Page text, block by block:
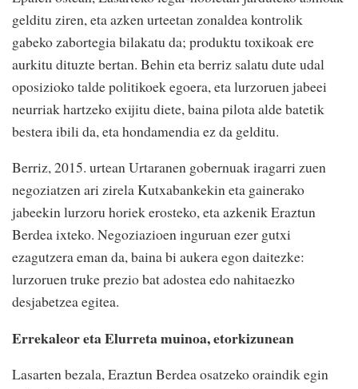
gelditu ziren, eta azken urteetan zonaldea kontrolik
gabeko zabortegia bilakatu da; produktu toxikoak ere
aurkitu dituzte bertan. Behin eta berriz salatu dute udal
oposizioko talde politikoek egoera, eta lurzoruen jabeei
neurriak hartzeko exijitu diete, baina pilota alde batetik
bestera ibili da, eta hondamendia ez da gelditu.
Berriz, 2015. urtean Urtaranen gobernuak iragarri zuen
negoziatzen ari zirela Kutxabankekin eta gainerako
jabeekin lurzoru horiek erosteko, eta azkenik Eraztun
Berdea ixteko. Negoziazioen inguruan ezer gutxi
ezagutzera eman da, baina bi aukera egon daitezke:
lurzoruen truke prezio bat adostea edo nahitaezko
desjabetzea egitea.
Errekaleor eta Elurreta muinoa, etorkizunean
Lasarten bezala, Eraztun Berdea osatzeko oraindik egin